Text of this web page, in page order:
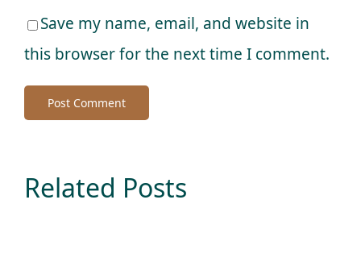
Save my name, email, and website in
this browser for the next time I comment.
Related Posts